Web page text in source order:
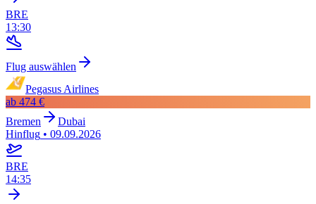
BRE
13:30
Flug auswählen
Pegasus Airlines
ab 474 €
Bremen
Dubai
Hinflug • 09.09.2026
BRE
14:35